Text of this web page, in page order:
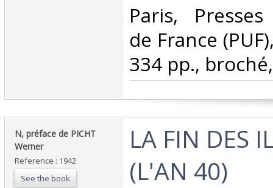
‎Paris,
de France
334 pp.,
‎N, préface de PICHT
Werner‎
Reference : 1942
See the book
‎LA FIN DES
(L'AN 40)‎